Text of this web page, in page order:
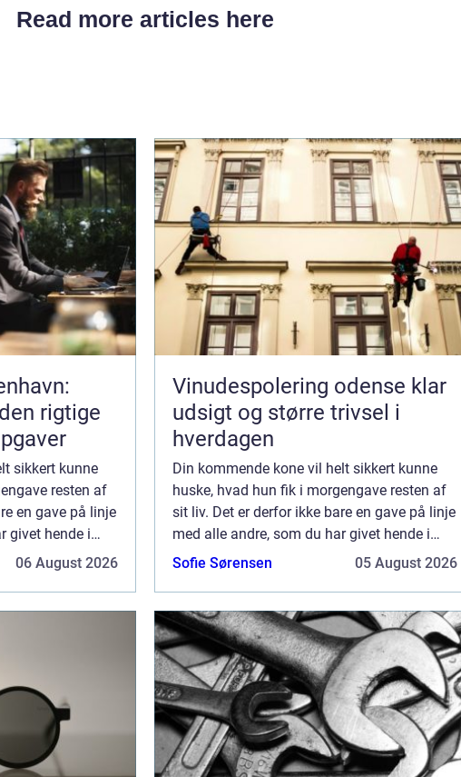
Read more articles here
rigtige
sikkert kunne
resten af
en gave på linje
givet hende i
er faktisk en af
06 August 2026
Vinudespolering odense klar
udsigt og større trivsel i
hverdagen
Din kommende kone vil helt sikkert kunne
huske, hvad hun fik i morgengave resten af
sit liv. Det er derfor ikke bare en gave på linje
med alle andre, som du har givet hende i
løbet af jeres parforhold. Det er faktisk en af
Sofie Sørensen 05 August 2026